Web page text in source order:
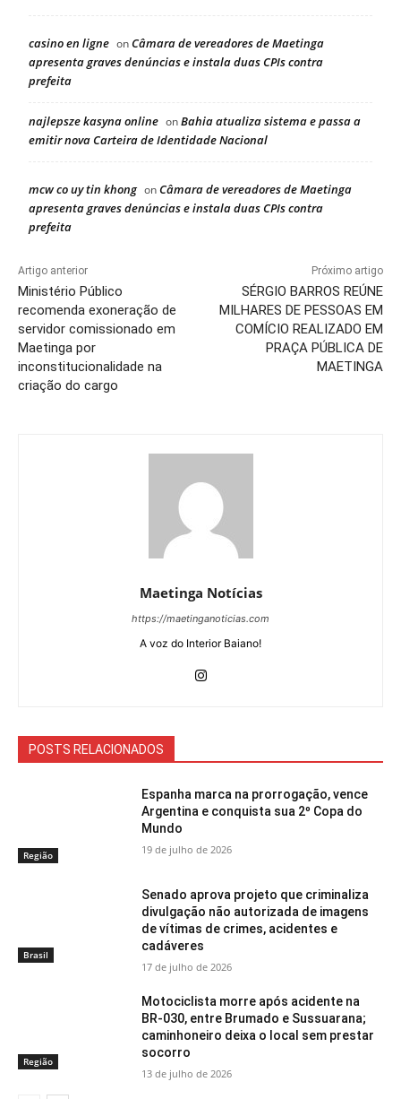
casino en ligne onCâmara de vereadores de Maetinga
apresenta graves denúncias e instala duas CPIs contra
prefeita
najlepsze kasyna online onBahia atualiza sistema e passa a
emitir nova Carteira de Identidade Nacional
mcw co uy tin khong onCâmara de vereadores de Maetinga
apresenta graves denúncias e instala duas CPIs contra
prefeita
Artigo anterior
Ministério Público
recomenda exoneração de
servidor comissionado em
Maetinga por
inconstitucionalidade na
criação do cargo
Próximo artigo
SÉRGIO BARROS REÚNE
MILHARES DE PESSOAS EM
COMÍCIO REALIZADO EM
PRAÇA PÚBLICA DE
MAETINGA
Maetinga Notícias
https://maetinganoticias.com
A voz do Interior Baiano!
POSTS RELACIONADOS
Região
Espanha marca na prorrogação, vence
Argentina e conquista sua 2º Copa do
Mundo
19 de julho de 2026
Brasil
Senado aprova projeto que criminaliza
divulgação não autorizada de imagens
de vítimas de crimes, acidentes e
cadáveres
17 de julho de 2026
Região
Motociclista morre após acidente na
BR-030, entre Brumado e Sussuarana;
caminhoneiro deixa o local sem prestar
socorro
13 de julho de 2026